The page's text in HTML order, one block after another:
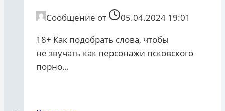
Сообщение от
05.04.2024 19:01
18+ Как подобрать слова, чтобы
не звучать как персонажи псковского
порно…